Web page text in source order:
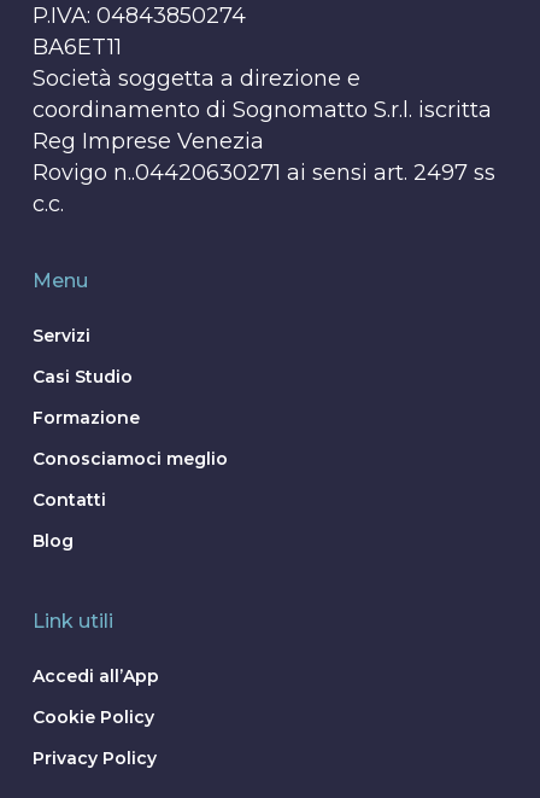
P.IVA: 04843850274
BA6ET11
Società soggetta a direzione e
coordinamento di Sognomatto S.r.l. iscritta
Reg Imprese Venezia
Rovigo n..04420630271 ai sensi art. 2497 ss
c.c.
Menu
Servizi
Casi Studio
Formazione
Conosciamoci meglio
Contatti
Blog
Link utili
Accedi all’App
Cookie Policy
Privacy Policy